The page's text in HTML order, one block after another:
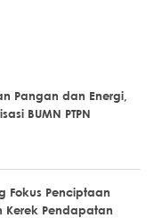
Pangan dan Energi,
BUMN PTPN
Fokus Penciptaan
Kerek Pendapatan